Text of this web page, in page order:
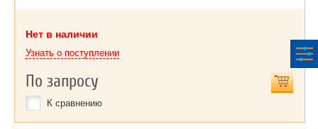
Нет в наличии
Узнать о поступлении
По запросу
К сравнению